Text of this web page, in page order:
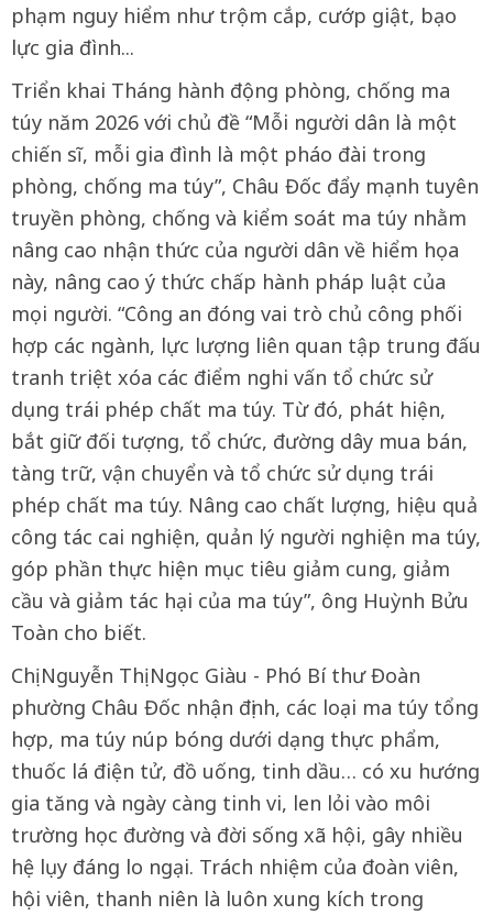
phạm nguy hiểm như trộm cắp, cướp giật, bạo
lực gia đình...
Triển khai Tháng hành động phòng, chống ma
túy năm 2026 với chủ đề “Mỗi người dân là một
chiến sĩ, mỗi gia đình là một pháo đài trong
phòng, chống ma túy”, Châu Đốc đẩy mạnh tuyên
truyền phòng, chống và kiểm soát ma túy nhằm
nâng cao nhận thức của người dân về hiểm họa
này, nâng cao ý thức chấp hành pháp luật của
mọi người. “Công an đóng vai trò chủ công phối
hợp các ngành, lực lượng liên quan tập trung đấu
tranh triệt xóa các điểm nghi vấn tổ chức sử
dụng trái phép chất ma túy. Từ đó, phát hiện,
bắt giữ đối tượng, tổ chức, đường dây mua bán,
tàng trữ, vận chuyển và tổ chức sử dụng trái
phép chất ma túy. Nâng cao chất lượng, hiệu quả
công tác cai nghiện, quản lý người nghiện ma túy,
góp phần thực hiện mục tiêu giảm cung, giảm
cầu và giảm tác hại của ma túy”, ông Huỳnh Bửu
Toàn cho biết.
Chị Nguyễn Thị Ngọc Giàu - Phó Bí thư Đoàn
phường Châu Đốc nhận định, các loại ma túy tổng
hợp, ma túy núp bóng dưới dạng thực phẩm,
thuốc lá điện tử, đồ uống, tinh dầu… có xu hướng
gia tăng và ngày càng tinh vi, len lỏi vào môi
trường học đường và đời sống xã hội, gây nhiều
hệ lụy đáng lo ngại. Trách nhiệm của đoàn viên,
hội viên, thanh niên là luôn xung kích trong